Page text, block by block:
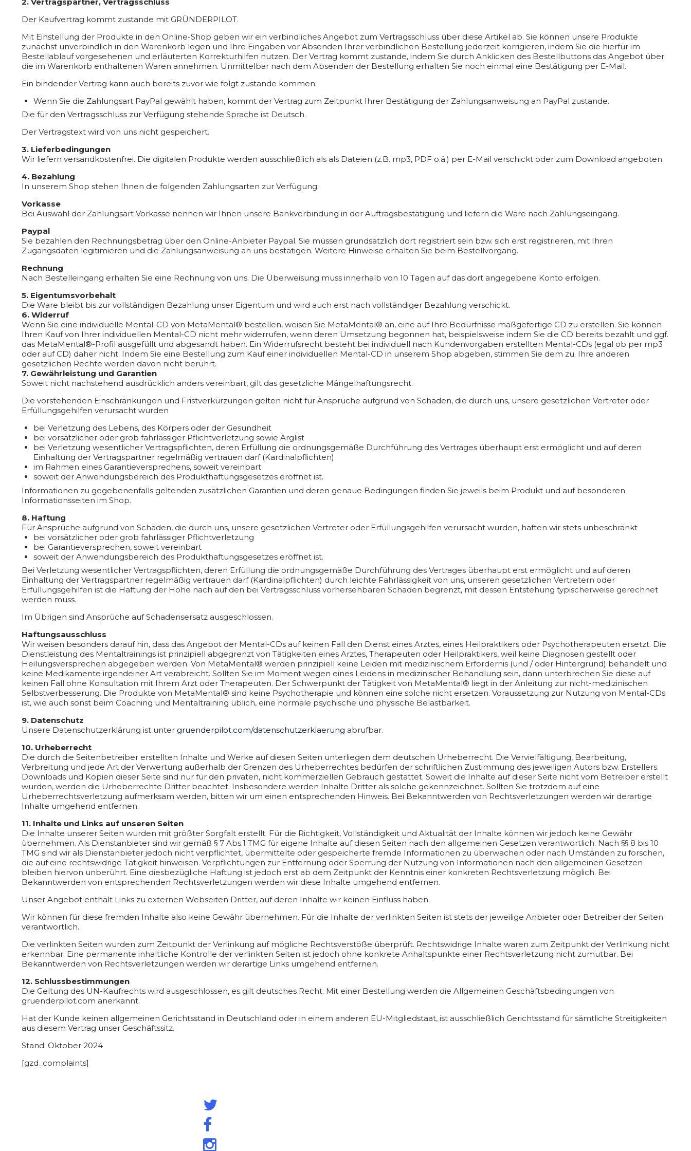
Der Kaufvertrag kommt zustande mit GRÜNDERPILOT.
Mit Einstellung der Produkte in den Online-Shop geben wir ein verbindliches Angebot zum Vertragsschluss über diese Artikel ab. Sie können unsere Produkte
zunächst unverbindlich in den Warenkorb legen und Ihre Eingaben vor Absenden Ihrer verbindlichen Bestellung jederzeit korrigieren, indem Sie die hierfür im
Bestellablauf vorgesehenen und erläuterten Korrekturhilfen nutzen. Der Vertrag kommt zustande, indem Sie durch Anklicken des Bestellbuttons das Angebot über
die im Warenkorb enthaltenen Waren annehmen. Unmittelbar nach dem Absenden der Bestellung erhalten Sie noch einmal eine Bestätigung per E-Mail.
Ein bindender Vertrag kann auch bereits zuvor wie folgt zustande kommen:
Wenn Sie die Zahlungsart PayPal gewählt haben, kommt der Vertrag zum Zeitpunkt Ihrer Bestätigung der Zahlungsanweisung an PayPal zustande.
Die für den Vertragsschluss zur Verfügung stehende Sprache ist Deutsch.
Der Vertragstext wird von uns nicht gespeichert.
3. Lieferbedingungen
Wir liefern versandkostenfrei. Die digitalen Produkte werden ausschließlich als als Dateien (z.B. mp3, PDF o.ä.) per E-Mail verschickt oder zum Download angeboten.
4. Bezahlung
In unserem Shop stehen Ihnen die folgenden Zahlungsarten zur Verfügung:
Vorkasse
Bei Auswahl der Zahlungsart Vorkasse nennen wir Ihnen unsere Bankverbindung in der Auftragsbestätigung und liefern die Ware nach Zahlungseingang.
Paypal
Sie bezahlen den Rechnungsbetrag über den Online-Anbieter Paypal. Sie müssen grundsätzlich dort registriert sein bzw. sich erst registrieren, mit Ihren
Zugangsdaten legitimieren und die Zahlungsanweisung an uns bestätigen. Weitere Hinweise erhalten Sie beim Bestellvorgang.
Rechnung
Nach Bestelleingang erhalten Sie eine Rechnung von uns. Die Überweisung muss innerhalb von 10 Tagen auf das dort angegebene Konto erfolgen.
5. Eigentumsvorbehalt
Die Ware bleibt bis zur vollständigen Bezahlung unser Eigentum und wird auch erst nach vollständiger Bezahlung verschickt.
6. Widerruf
Wenn Sie eine individuelle Mental-CD von MetaMental® bestellen, weisen Sie MetaMental® an, eine auf Ihre Bedürfnisse maßgefertige CD zu erstellen. Sie können
Ihren Kauf von Ihrer individuellen Mental-CD nicht mehr widerrufen, wenn deren Umsetzung begonnen hat, beispielsweise indem Sie die CD bereits bezahlt und ggf.
das MetaMental®-Profil ausgefüllt und abgesandt haben. Ein Widerrufsrecht besteht bei individuell nach Kundenvorgaben erstellten Mental-CDs (egal ob per mp3
oder auf CD) daher nicht. Indem Sie eine Bestellung zum Kauf einer individuellen Mental-CD in unserem Shop abgeben, stimmen Sie dem zu. Ihre anderen
gesetzlichen Rechte werden davon nicht berührt.
7. Gewährleistung und Garantien
Soweit nicht nachstehend ausdrücklich anders vereinbart, gilt das gesetzliche Mängelhaftungsrecht.
Die vorstehenden Einschränkungen und Fristverkürzungen gelten nicht für Ansprüche aufgrund von Schäden, die durch uns, unsere gesetzlichen Vertreter oder
Erfüllungsgehilfen verursacht wurden
bei Verletzung des Lebens, des Körpers oder der Gesundheit
bei vorsätzlicher oder grob fahrlässiger Pflichtverletzung sowie Arglist
bei Verletzung wesentlicher Vertragspflichten, deren Erfüllung die ordnungsgemäße Durchführung des Vertrages überhaupt erst ermöglicht und auf deren
Einhaltung der Vertragspartner regelmäßig vertrauen darf (Kardinalpflichten)
im Rahmen eines Garantieversprechens, soweit vereinbart
soweit der Anwendungsbereich des Produkthaftungsgesetzes eröffnet ist.
Informationen zu gegebenenfalls geltenden zusätzlichen Garantien und deren genaue Bedingungen finden Sie jeweils beim Produkt und auf besonderen
Informationsseiten im Shop.
8. Haftung
Für Ansprüche aufgrund von Schäden, die durch uns, unsere gesetzlichen Vertreter oder Erfüllungsgehilfen verursacht wurden, haften wir stets unbeschränkt
bei vorsätzlicher oder grob fahrlässiger Pflichtverletzung
bei Garantieversprechen, soweit vereinbart
soweit der Anwendungsbereich des Produkthaftungsgesetzes eröffnet ist.
Bei Verletzung wesentlicher Vertragspflichten, deren Erfüllung die ordnungsgemäße Durchführung des Vertrages überhaupt erst ermöglicht und auf deren
Einhaltung der Vertragspartner regelmäßig vertrauen darf (Kardinalpflichten) durch leichte Fahrlässigkeit von uns, unseren gesetzlichen Vertretern oder
Erfüllungsgehilfen ist die Haftung der Höhe nach auf den bei Vertragsschluss vorhersehbaren Schaden begrenzt, mit dessen Entstehung typischerweise gerechnet
werden muss.
Im Übrigen sind Ansprüche auf Schadensersatz ausgeschlossen.
Haftungsausschluss
Wir weisen besonders darauf hin, dass das Angebot der Mental-CDs auf keinen Fall den Dienst eines Arztes, eines Heilpraktikers oder Psychotherapeuten ersetzt. Die
Dienstleistung des Mentaltrainings ist prinzipiell abgegrenzt von Tätigkeiten eines Arztes, Therapeuten oder Heilpraktikers, weil keine Diagnosen gestellt oder
Heilungsversprechen abgegeben werden. Von MetaMental® werden prinzipiell keine Leiden mit medizinischem Erfordernis (und / oder Hintergrund) behandelt und
keine Medikamente irgendeiner Art verabreicht. Sollten Sie im Moment wegen eines Leidens in medizinischer Behandlung sein, dann unterbrechen Sie diese auf
keinen Fall ohne Konsultation mit Ihrem Arzt oder Therapeuten. Der Schwerpunkt der Tätigkeit von MetaMental® liegt in der Anleitung zur nicht-medizinischen
Selbstverbesserung. Die Produkte von MetaMental® sind keine Psychotherapie und können eine solche nicht ersetzen. Voraussetzung zur Nutzung von Mental-CDs
ist, wie auch sonst beim Coaching und Mentaltraining üblich, eine normale psychische und physische Belastbarkeit.
9. Datenschutz
Unsere Datenschutzerklärung ist unter gruenderpilot.com/datenschutzerklaerung abrufbar.
10. Urheberrecht
Die durch die Seitenbetreiber erstellten Inhalte und Werke auf diesen Seiten unterliegen dem deutschen Urheberrecht. Die Vervielfältigung, Bearbeitung,
Verbreitung und jede Art der Verwertung außerhalb der Grenzen des Urheberrechtes bedürfen der schriftlichen Zustimmung des jeweiligen Autors bzw. Erstellers.
Downloads und Kopien dieser Seite sind nur für den privaten, nicht kommerziellen Gebrauch gestattet. Soweit die Inhalte auf dieser Seite nicht vom Betreiber erstellt
wurden, werden die Urheberrechte Dritter beachtet. Insbesondere werden Inhalte Dritter als solche gekennzeichnet. Sollten Sie trotzdem auf eine
Urheberrechtsverletzung aufmerksam werden, bitten wir um einen entsprechenden Hinweis. Bei Bekanntwerden von Rechtsverletzungen werden wir derartige
Inhalte umgehend entfernen.
11. Inhalte und Links auf unseren Seiten
Die Inhalte unserer Seiten wurden mit größter Sorgfalt erstellt. Für die Richtigkeit, Vollständigkeit und Aktualität der Inhalte können wir jedoch keine Gewähr
übernehmen. Als Dienstanbieter sind wir gemäß § 7 Abs.1 TMG für eigene Inhalte auf diesen Seiten nach den allgemeinen Gesetzen verantwortlich. Nach §§ 8 bis 10
TMG sind wir als Dienstanbieter jedoch nicht verpflichtet, übermittelte oder gespeicherte fremde Informationen zu überwachen oder nach Umständen zu forschen,
die auf eine rechtswidrige Tätigkeit hinweisen. Verpflichtungen zur Entfernung oder Sperrung der Nutzung von Informationen nach den allgemeinen Gesetzen
bleiben hiervon unberührt. Eine diesbezügliche Haftung ist jedoch erst ab dem Zeitpunkt der Kenntnis einer konkreten Rechtsverletzung möglich. Bei
Bekanntwerden von entsprechenden Rechtsverletzungen werden wir diese Inhalte umgehend entfernen.
Unser Angebot enthält Links zu externen Webseiten Dritter, auf deren Inhalte wir keinen Einfluss haben.
Wir können für diese fremden Inhalte also keine Gewähr übernehmen. Für die Inhalte der verlinkten Seiten ist stets der jeweilige Anbieter oder Betreiber der Seiten
verantwortlich.
Die verlinkten Seiten wurden zum Zeitpunkt der Verlinkung auf mögliche Rechtsverstöße überprüft. Rechtswidrige Inhalte waren zum Zeitpunkt der Verlinkung nicht
erkennbar. Eine permanente inhaltliche Kontrolle der verlinkten Seiten ist jedoch ohne konkrete Anhaltspunkte einer Rechtsverletzung nicht zumutbar. Bei
Bekanntwerden von Rechtsverletzungen werden wir derartige Links umgehend entfernen.
12. Schlussbestimmungen
Die Geltung des UN-Kaufrechts wird ausgeschlossen, es gilt deutsches Recht. Mit einer Bestellung werden die Allgemeinen Geschäftsbedingungen von
gruenderpilot.com anerkannt.
Hat der Kunde keinen allgemeinen Gerichtsstand in Deutschland oder in einem anderen EU-Mitgliedstaat, ist ausschließlich Gerichtsstand für sämtliche Streitigkeiten
aus diesem Vertrag unser Geschäftssitz.
Stand: Oktober 2024
[gzd_complaints]